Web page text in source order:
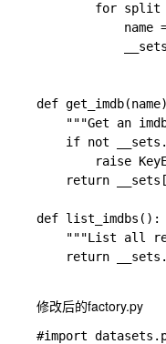
for split
name
def
"""Get an
if not
raise
return
def list_imdbs():
"""List all
return
修改后的factory.py
#import